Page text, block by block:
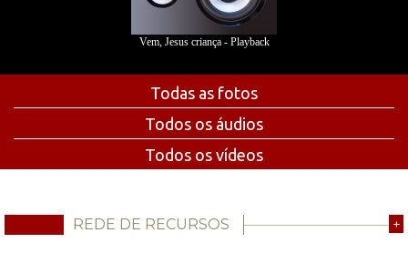
Vem, Jesus criança - Playback
Todas as fotos
Todos os áudios
Todos os vídeos
REDE DE RECURSOS +